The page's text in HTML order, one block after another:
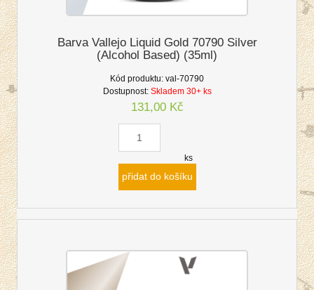
Barva Vallejo Liquid Gold 70790 Silver
(Alcohol Based) (35ml)
Kód produktu: val-70790
Dostupnost: Skladem 30+ ks
131,00 Kč
ks
přidat do košíku